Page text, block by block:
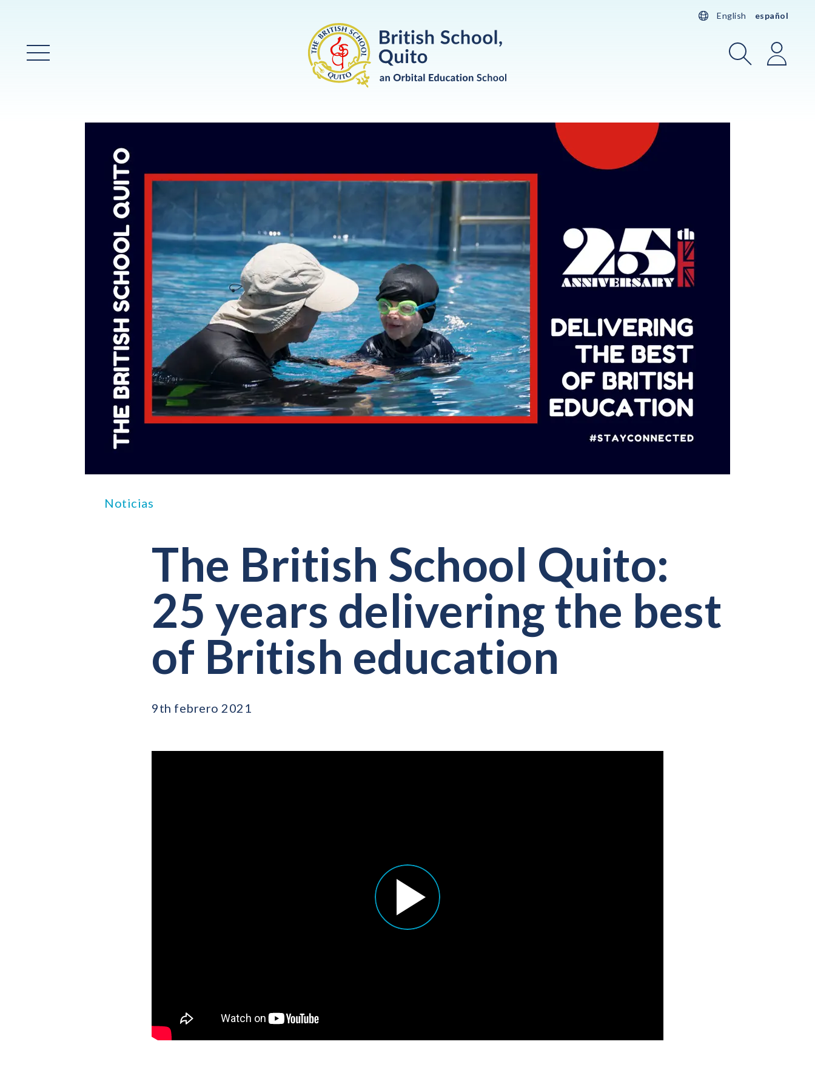
English español
Menú principal BuscarIniciar
Noticias
The British School Quito:
25 years delivering the best
of British education
9th febrero 2021